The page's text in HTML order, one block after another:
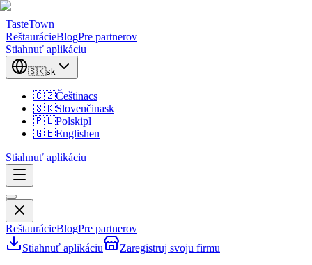
TasteTown
ReštaurácieBlogPre partnerov
Stiahnuť aplikáciu
🇸🇰sk
🇨🇿Češtinacs
🇸🇰Slovenčinask
🇵🇱Polskipl
🇬🇧Englishen
Stiahnuť aplikáciu
ReštaurácieBlogPre partnerov
Stiahnuť aplikáciu
Zaregistruj svoju firmu